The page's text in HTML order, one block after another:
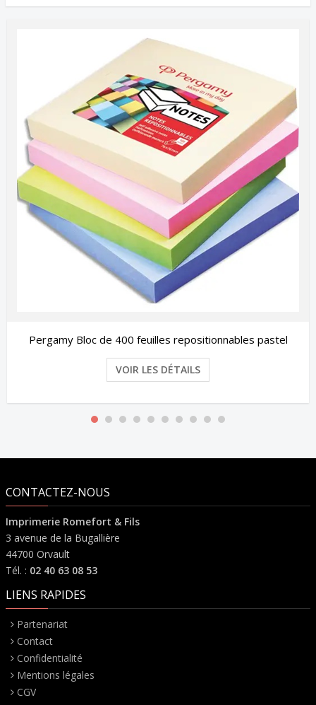
Pergamy Bloc de 400 feuilles repositionnables pastel
VOIR LES DÉTAILS
CONTACTEZ-NOUS
Imprimerie Romefort & Fils
3 avenue de la Bugallière
44700 Orvault
Tél. : 02 40 63 08 53
LIENS RAPIDES
Partenariat
Contact
Confidentialité
Mentions légales
CGV